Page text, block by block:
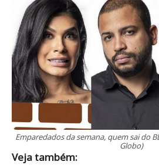
Emparedados da semana, quem sai do
Globo)
Veja também: